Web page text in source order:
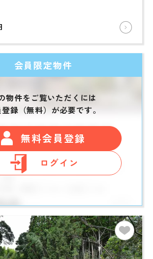
会員限定物件
物件をご覧いただくには
録（無料）が必要です。
無料会員登録
ログイン